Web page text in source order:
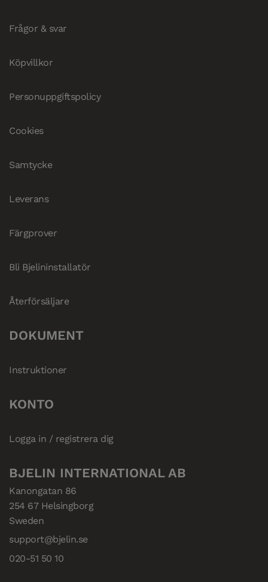
Frågor & svar
Köpvillkor
Personuppgiftspolicy
Cookies
Samtycke
Leverans
Färgprover
Bli Bjelininstallatör
Återförsäljare
DOKUMENT
Instruktioner
KONTO
Logga in / registrera dig
BJELIN INTERNATIONAL AB
Kanongatan 86
254 67 Helsingborg
Sweden
support@bjelin.se
020-51 50 10